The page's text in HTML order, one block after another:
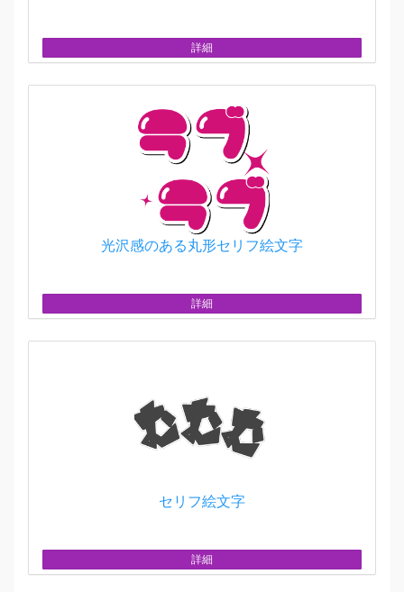
詳細
光沢感のある丸形セリフ絵文字
詳細
セリフ絵文字
詳細